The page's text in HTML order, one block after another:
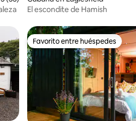
El escondite de Hamish
Favorito entre huéspedes
Favorito entre huéspedes